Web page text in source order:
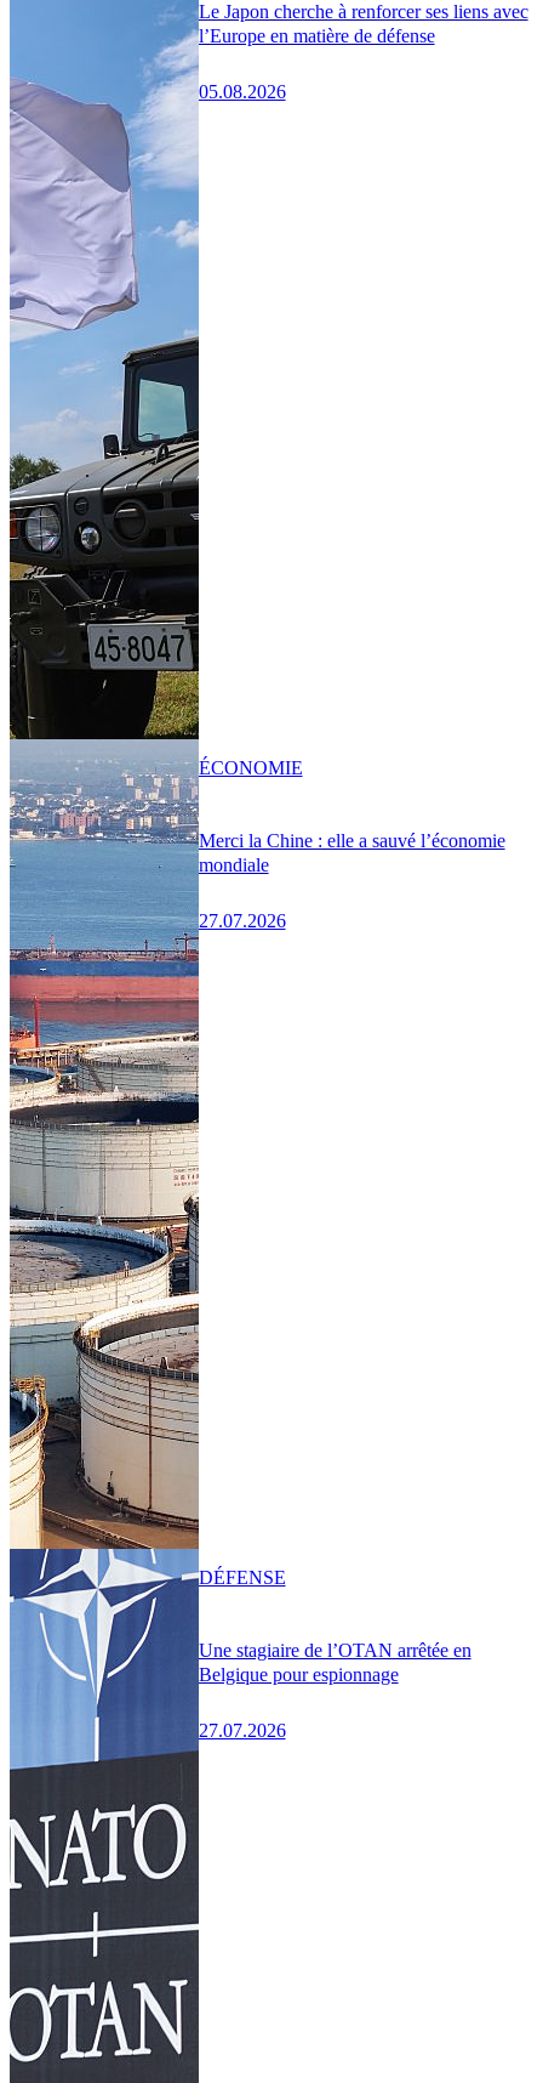
Le Japon cherche à renforcer ses liens avec
l’Europe en matière de défense
05.08.2026
Merci la Chine : elle a sauvé l’économie
mondiale
27.07.2026
ÉCONOMIE
Une stagiaire de l’OTAN arrêtée en
Belgique pour espionnage
27.07.2026
DÉFENSE